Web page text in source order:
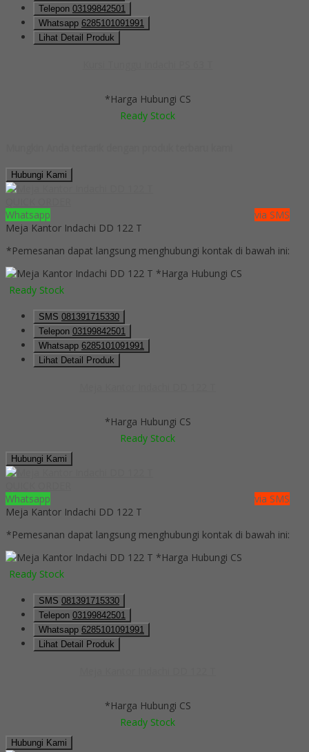
Telepon 03199842501
Whatsapp 6285101091991
Lihat Detail Produk
*Harga Hubungi CS
Ready Stock
Hubungi Kami
Whatsapp
via SMS
Meja Kantor Indachi DD 122 T
*Pemesanan dapat langsung menghubungi kontak di bawah ini:
*Harga Hubungi CS
Ready Stock
SMS 081391715330
Telepon 03199842501
Whatsapp 6285101091991
Lihat Detail Produk
*Harga Hubungi CS
Ready Stock
Hubungi Kami
Whatsapp
via SMS
Meja Kantor Indachi DD 122 T
*Pemesanan dapat langsung menghubungi kontak di bawah ini:
*Harga Hubungi CS
Ready Stock
SMS 081391715330
Telepon 03199842501
Whatsapp 6285101091991
Lihat Detail Produk
*Harga Hubungi CS
Ready Stock
Hubungi Kami